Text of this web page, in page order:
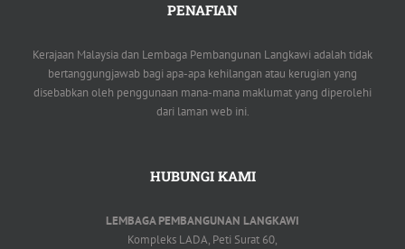
PENAFIAN
Kerajaan Malaysia dan Lembaga Pembangunan Langkawi adalah tidak
bertanggungjawab bagi apa-apa kehilangan atau kerugian yang
disebabkan oleh penggunaan mana-mana maklumat yang diperolehi
dari laman web ini.
HUBUNGI KAMI
LEMBAGA PEMBANGUNAN LANGKAWI
Kompleks LADA, Peti Surat 60,